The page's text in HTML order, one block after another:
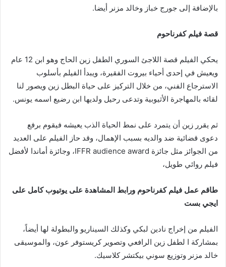
بالإضافة إلى جورج خباز وخالد مزنر أيضا.
قصة فيلم كفرناحوم
يحكي الفيلم قصة اللاجئ السوري الطفل زين الحاج وهو ابن 12 عام
ويعيش في إحدى أحياء بيروت الفقيرة، ويبدأ الفيلم بأسلوب
الاسترجاع الفني، من خلال التركيز على حياة البطل زين ويصور لنا
لقائه بالمهاجرة الأثيوبية وتدعى رحيل ولديها ابن رضيع اسمه يونس.
ثم يقرر زين أن يتمرد على نمط الحياة الذب يعيشه فيقوم برفع
دعوى قضائية ضد والديه بسبب الإهمال، وقد حاز الفيلم على العديد
من الجوائز مثل جائزة IFFR audience award، وجائزة أماندا لأفضل
فيلم روائي طويل،
طاقم عمل فيلم كفرناحوم ورابط المشاهدة على يوتيوب كامل على
ايجي بست
الفيلم من إخراج نادين لبكي وكذلك السيناريو والبطولة لها أيضاً،
بمشاركة ا لطفل زين الرافعي وتصوير كريستوفر عون، والموسيقى
خالد مزنر وتوزيع سوني بيكتشر كلاسيك.